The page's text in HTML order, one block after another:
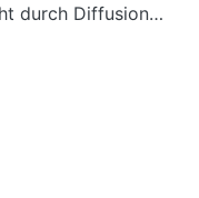
durch Diffusion
nicht aktiv und
ihre
seiner
Kandidat für